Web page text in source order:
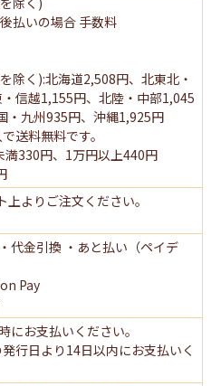
払いの場合 手数料
除く):北海道2,508円、北東北・
信越1,155円、北陸・中部1,045
・九州935円、沖縄1,925円
送料無料です。
満330円、1万円以上440円
よりご注文ください。
代金引換 ・あと払い（ペイデ
Pay
にお支払いください。
行日より14日以内にお支払いく